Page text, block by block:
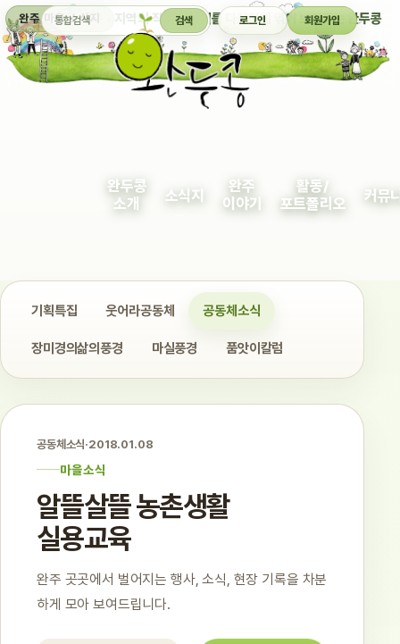
완주 마을 소식지 지역의 작은 이야기를 다정하게 엮어 보여주는 완두콩
통합검색 검색 로그인 회원가입
완두콩
소개
소식지
완주
이야기
활동/
포트폴리오
커뮤
기획특집 웃어라공동체 공동체소식
장미경의삶의풍경 마실풍경 품앗이칼럼
공동체소식·2018.01.08
마을소식
알뜰살뜰 농촌생활
실용교육
완주 곳곳에서 벌어지는 행사, 소식, 현장 기록을 차분
하게 모아 보여드립니다.